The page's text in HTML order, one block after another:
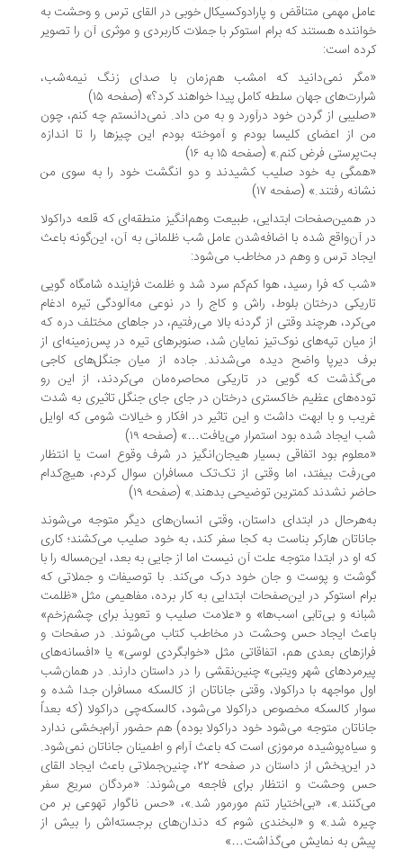
مهمی متناقض و پارادوکسیکال خوبی در القای ترس و وحشت به
هستند که برام استوکر با جملات کاربردی و موثری آن را تصویر
است:
نمی‌دانید که امشب هم‌زمان با صدای زنگ نیمه‌شب،
جهان سلطه کامل پیدا خواهند کرد؟» (صفحه ۱۵)
از گردن خود درآورد و به من داد. نمی‌دانستم چه کنم، چون
از اعضای کلیسا بودم و آموخته بودم این چیزها را تا اندازه
فرض کنم.» (صفحه ۱۵ به ۱۶)
به خود صلیب کشیدند و دو انگشت خود را به سوی من
رفتند.» (صفحه ۱۷)
همین‌صفحات ابتدایی، طبیعت وهم‌انگیز منطقه‌ای که قلعه دراکولا
آن‌واقع شده با اضافه‌شدن عامل شب ظلمانی به آن، این‌گونه باعث
ترس و وهم در مخاطب می‌شود:
که فرا رسید، هوا کم‌کم سرد شد و ظلمت فزاینده شامگاه گویی
درختان بلوط، راش و کاج را در نوعی مه‌آلودگی تیره ادغام
هرچند وقتی از گردنه بالا می‌رفتیم، در جاهای مختلف دره که
میان تپه‌های نوک‌تیز نمایان شد، صنوبرهای تیره در پس‌زمینه‌ای از
دیرپا واضح دیده می‌شدند. جاده از میان جنگل‌های کاجی
که گویی در تاریکی محاصره‌مان می‌کردند، از این رو
عظیم خاکستری درختان در جای جای جنگل تاثیری به شدت
و با ابهت داشت و این تاثیر در افکار و خیالات شومی که اوایل
ایجاد شده بود استمرار می‌یافت…» (صفحه ۱۹)
بود اتفاقی بسیار هیجان‌انگیز در شرف وقوع است یا انتظار
بیفتد، اما وقتی از تک‌تک مسافران سوال کردم، هیچ‌کدام
نشدند کمترین توضیحی بدهند.» (صفحه ۱۹)
در ابتدای داستان، وقتی انسان‌های دیگر متوجه می‌شوند
هارکر بناست به کجا سفر کند، به خود صلیب می‌کشند؛ کاری
او در ابتدا متوجه علت آن نیست اما از جایی به بعد، این‌مساله را با
و پوست و جان خود درک می‌کند. با توصیفات و جملاتی که
استوکر در این‌صفحات ابتدایی به کار برده، مفاهیمی مثل «ظلمت
و بی‌تابی اسب‌ها» و «علامت صلیب و تعویذ برای چشم‌زخم»
ایجاد حس وحشت در مخاطب کتاب می‌شوند. در صفحات و
بعدی هم، اتفاقاتی مثل «خوابگردی لوسی» یا «افسانه‌های
شهر ویتبی» چنین‌نقشی را در داستان دارند. در همان‌شب
مواجهه با دراکولا، وقتی جاناتان از کالسکه مسافران جدا شده و
کالسکه مخصوص دراکولا می‌شود، کالسکه‌چی دراکولا (که بعداً
متوجه می‌شود خود دراکولا بوده) هم حضور آرام‌بخشی ندارد
مرموزی است که باعث آرام و اطمینان جاناتان نمی‌شود.
در این‌بخش از داستان در صفحه ۲۲، چنین‌جملاتی باعث ایجاد القای
وحشت و انتظار برای فاجعه می‌شوند: «مردگان سریع سفر
«بی‌اختیار تنم مورمور شد.»، «حس ناگوار تهوعی بر من
شد.» و «لبخندی شوم که دندان‌های برجسته‌اش را بیش از
به نمایش می‌گذاشت…»